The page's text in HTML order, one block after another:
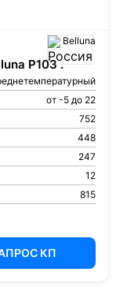
Belluna
P103 .
от -5 до 22
752
448
247
12
815
КП